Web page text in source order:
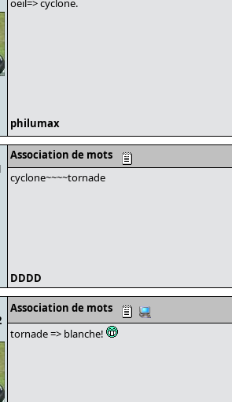
oeil=> cyclone.
philumax
Association de mots
cyclone~~~~tornade
DDDD
Association de mots
tornade => blanche!